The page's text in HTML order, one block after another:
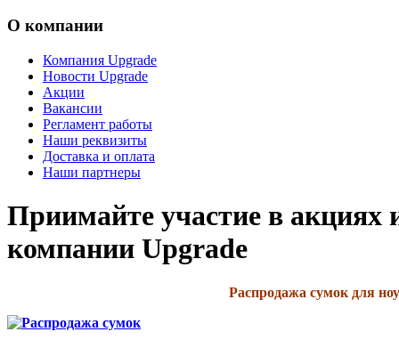
О компании
Компания Upgrade
Новости Upgrade
Акции
Вакансии
Регламент работы
Наши реквизиты
Доставка и оплата
Наши партнеры
Приимайте участие в акциях
компании Upgrade
Распродажа сумок для